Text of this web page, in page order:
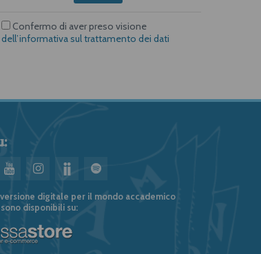
Confermo di aver preso visione
dell’informativa sul trattamento dei dati
digitale per il mondo accademico
disponibili su: